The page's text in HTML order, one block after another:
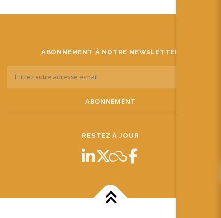
ABONNEMENT À NOTRE NEWSLETTER
RESTEZ À JOUR